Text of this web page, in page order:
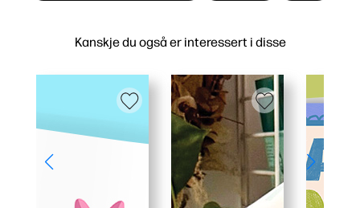
Kanskje du også er interessert i disse